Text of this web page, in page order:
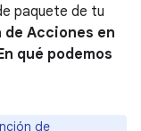
paquete de tu
de Acciones en
qué podemos
de